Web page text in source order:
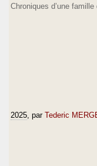
Chroniques d’une
2025 , par Tederic